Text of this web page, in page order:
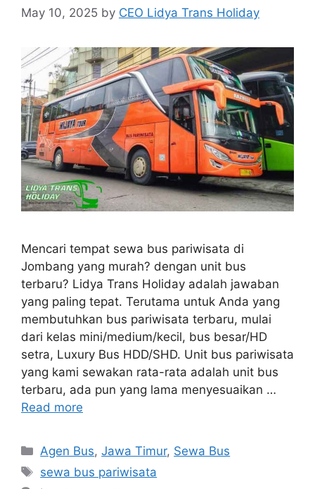
May 10, 2025 by CEO Lidya Trans Holiday
Mencari tempat sewa bus pariwisata di
Jombang yang murah? dengan unit bus
terbaru? Lidya Trans Holiday adalah jawaban
yang paling tepat. Terutama untuk Anda yang
membutuhkan bus pariwisata terbaru, mulai
dari kelas mini/medium/kecil, bus besar/HD
setra, Luxury Bus HDD/SHD. Unit bus pariwisata
yang kami sewakan rata-rata adalah unit bus
terbaru, ada pun yang lama menyesuaikan …
Read more
Categories
Agen Bus,Jawa Timur, Sewa Bus
Tags
sewa bus pariwisata